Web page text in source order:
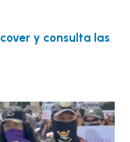
y consulta las